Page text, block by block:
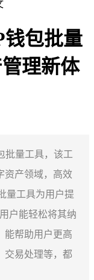
包批量
理新体
批量工具，该工
资产领域，高效
量工具为用户提
户能轻松将其纳
能帮助用户更高
交易处理等，都